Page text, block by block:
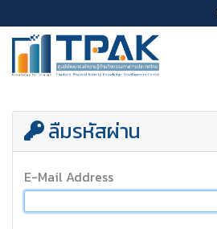
ลืมรหัสผ่าน
E-Mail Address